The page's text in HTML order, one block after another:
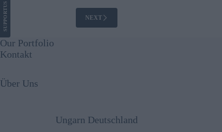
NEXT
SUPPORT
US
Our Portfolio
Kontakt
Über Uns
Ungarn Deutschland